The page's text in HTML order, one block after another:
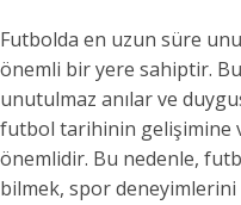
Futbolda en uzun süre
önemli bir yere sahiptir.
unutulmaz anılar ve
futbol tarihinin gelişimine
önemlidir. Bu nedenle,
bilmek, spor